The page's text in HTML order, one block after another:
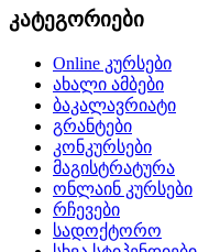
კატეგორიები
Online კურსები
ახალი ამბები
ბაკალავრიატი
გრანტები
კონკურსები
მაგისტრატურა
ონლაინ კურსები
რჩევები
სადოქტორო